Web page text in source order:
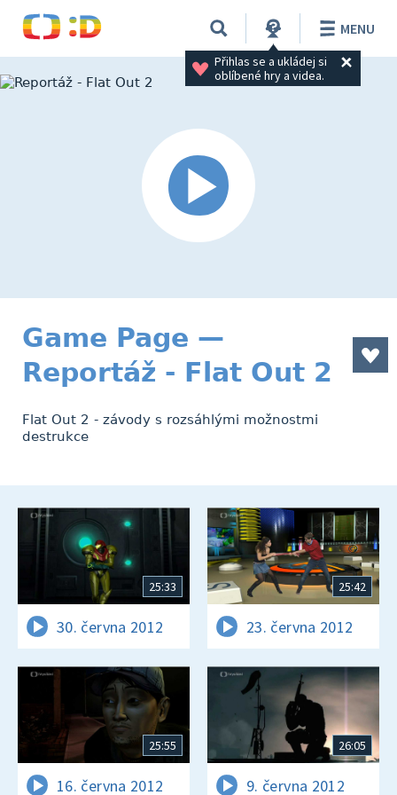
Přihlas se a ukládej si
oblíbené hry a videa.
MENU
Game Page —
Reportáž - Flat Out 2
Flat Out 2 - závody s rozsáhlými možnostmi
destrukce
25:33
30. června 2012
25:42
23. června 2012
25:55
16. června 2012
26:05
9. června 2012